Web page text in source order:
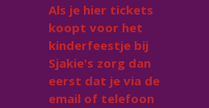
Als je hier tickets
koopt voor het
kinderfeestje bij
Sjakie's zorg dan
eerst dat je via de
email of telefoon